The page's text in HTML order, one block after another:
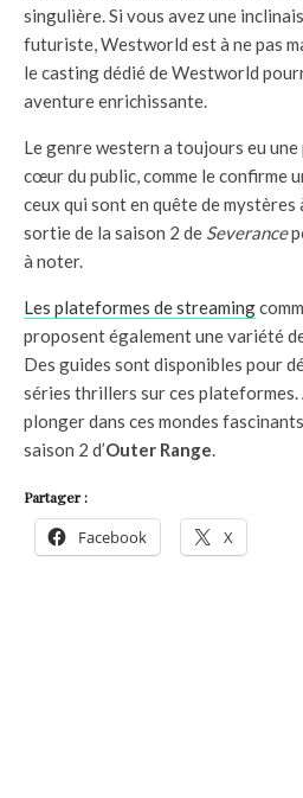
singulière. Si vous avez une
futuriste, Westworld est à ne pas
le casting dédié de Westworld
aventure enrichissante.
Le genre western a toujours eu
cœur du public, comme le confirme
ceux qui sont en quête de mystères
sortie de la saison 2 de Severance
à noter.
Les plateformes de streaming
proposent également une variété
Des guides sont disponibles pour
séries thrillers sur ces plateformes.
plonger dans ces mondes
saison 2 d’Outer Range.
Partager :
Facebook X